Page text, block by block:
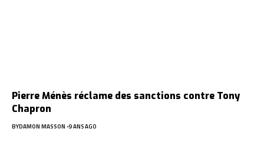
Pierre Ménès réclame des sanctions contre Tony
Chapron
BYDAMON MASSON 9 ANS AGO